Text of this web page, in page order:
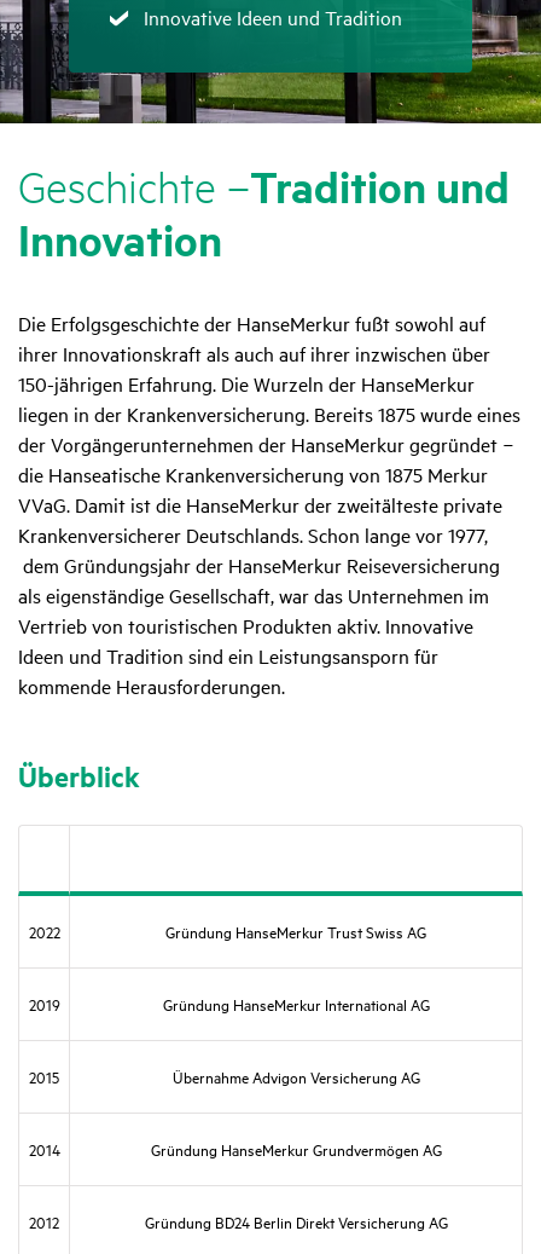
Zutreffend
Innovative Ideen und Tradition
Geschichte –Tradi­tion und
Inno­va­tion
Die Erfolgsgeschichte der HanseMerkur fußt sowohl auf
ihrer Innovationskraft als auch auf ihrer inzwischen über
150-jährigen Erfahrung. Die Wurzeln der HanseMerkur
liegen in der Krankenversicherung. Bereits 1875 wurde eines
der Vorgängerunternehmen der HanseMerkur gegründet −
die Hanseatische Krankenversicherung von 1875 Merkur
VVaG. Damit ist die HanseMerkur der zweitälteste private
Krankenversicherer Deutschlands. Schon lange vor 1977,
dem Gründungsjahr der HanseMerkur Reiseversicherung
als eigenständige Gesellschaft, war das Unternehmen im
Vertrieb von touristischen Produkten aktiv. Innovative
Ideen und Tradition sind ein Leistungsansporn für
kommende Herausforderungen.
Über­blick
2022 Grün­dung HanseMerkur Trust Swiss AG
2019 Grün­dung HanseMerkur Inter­na­tional AG
2015 Über­nahme Advigon Versi­che­rung AG
2014 Grün­dung HanseMerkur Grund­ver­mögen AG
2012 Grün­dung BD24 Berlin Direkt Versi­che­rung AG